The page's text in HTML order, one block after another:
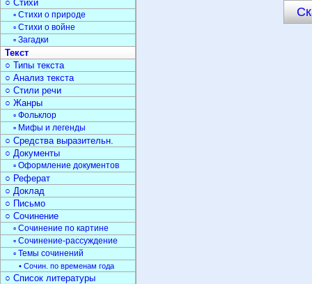
○ Стихи
▫ Стихи о природе
▫ Стихи о войне
▫ Загадки
Текст
○ Типы текста
○ Анализ текста
○ Стили речи
○ Жанры
▫ Фольклор
▫ Мифы и легенды
○ Средства выразительн.
○ Документы
▫ Оформление документов
○ Реферат
○ Доклад
○ Письмо
○ Сочинение
▫ Сочинение по картине
▫ Сочинение-рассуждение
▫ Темы сочинений
• Сочин. по временам года
○ Список литературы